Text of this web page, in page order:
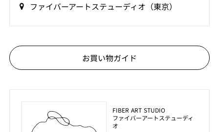
ファイバーアートステューディオ（東京）
お買い物ガイド
FIBER ART STUDIO
ファイバーアートステューディ
オ